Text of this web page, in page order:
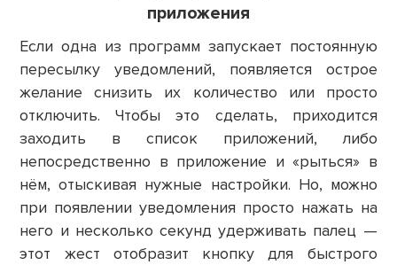
приложения
Если одна из программ запускает постоянную
пересылку уведомлений, появляется острое
желание снизить их количество или просто
отключить. Чтобы это сделать, приходится
заходить в список приложений, либо
непосредственно в приложение и «рыться» в
нём, отыскивая нужные настройки. Но, можно
при появлении уведомления просто нажать на
него и несколько секунд удерживать палец —
этот жест отобразит кнопку для быстрого